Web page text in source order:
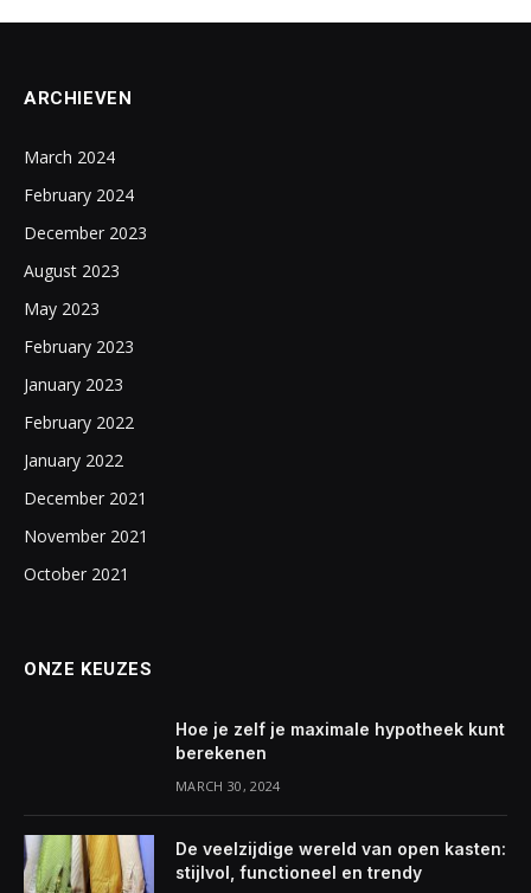
ARCHIEVEN
March 2024
February 2024
December 2023
August 2023
May 2023
February 2023
January 2023
February 2022
January 2022
December 2021
November 2021
October 2021
ONZE KEUZES
Hoe je zelf je maximale hypotheek kunt
berekenen
MARCH 30, 2024
De veelzijdige wereld van open kasten:
stijlvol, functioneel en trendy